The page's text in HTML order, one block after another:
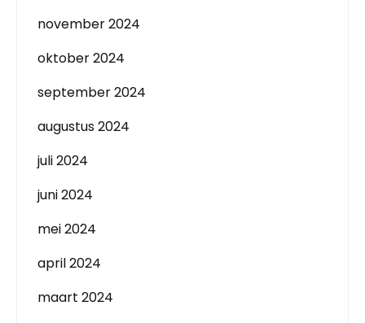
november 2024
oktober 2024
september 2024
augustus 2024
juli 2024
juni 2024
mei 2024
april 2024
maart 2024